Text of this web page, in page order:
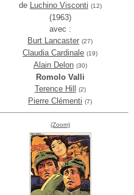
de Luchino Visconti (12)
(1963)
avec :
Burt Lancaster (27)
Claudia Cardinale (19)
Alain Delon (30)
Romolo Valli
Terence Hill
(2)
Pierre Clémenti (7)
(Zoom)